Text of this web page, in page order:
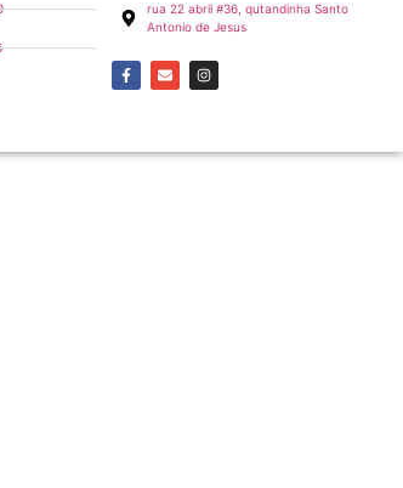
rua 22 abril #36, qutandinha Santo
Antonio de Jesus